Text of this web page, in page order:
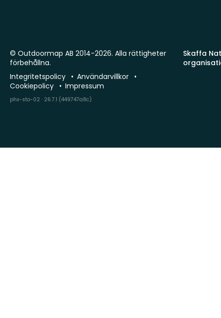
Skaffa
© Outdoormap AB 2014-2026. Alla rättigheter
förbehållna.
Integritetspolicy
Användarvillkor
Cookiepolicy
Impressum
phx-sto-02 · 26.7.1 (449747a8c)